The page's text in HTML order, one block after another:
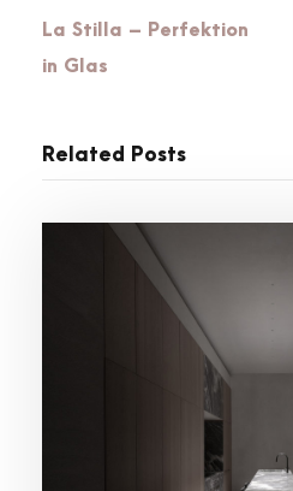
La Stilla – Perfektion
in Glas
Related Posts